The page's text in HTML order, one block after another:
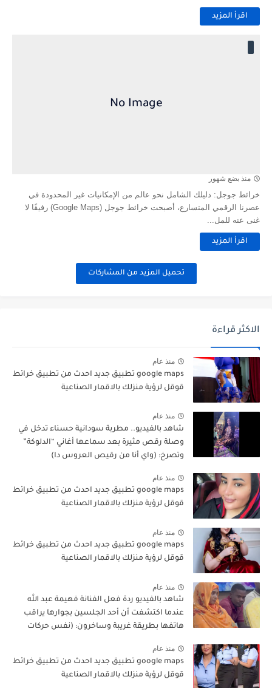
اقرأ المزيد
منذ بضع شهور
خرائط جوجل: دليلك الشامل نحو عالم من الإمكانيات غير المحدودة في
عصرنا الرقمي المتسارع، أصبحت خرائط جوجل (Google Maps) رفيقًا لا
غنى عنه للمل...
اقرأ المزيد
تحميل المزيد من المشاركات
الاكثر قراءة
منذ عام
google maps تطبيق جديد احدث من تطبيق خرائط
قوقل لرؤية منزلك بالاقمار الصناعية
منذ عام
شاهد بالفيديو.. مطربة سودانية حسناء تدخل في
وصلة رقص مثيرة بعد سماعها أغاني “الدلوكة”
وتصرخ: (واي أنا من رقيص العروس دا)
منذ عام
google maps تطبيق جديد احدث من تطبيق خرائط
قوقل لرؤية منزلك بالاقمار الصناعية
منذ عام
google maps تطبيق جديد احدث من تطبيق خرائط
قوقل لرؤية منزلك بالاقمار الصناعية
منذ عام
شاهد بالفيديو ردة فعل الفنانة فهيمة عبد الله
عندما اكتشفت أن أحد الجلسين بجوارها يراقب
هاتفها بطريقة غريبة وساخرون: (نفس حركات
منذ عام
google maps تطبيق جديد احدث من تطبيق خرائط
قوقل لرؤية منزلك بالاقمار الصناعية